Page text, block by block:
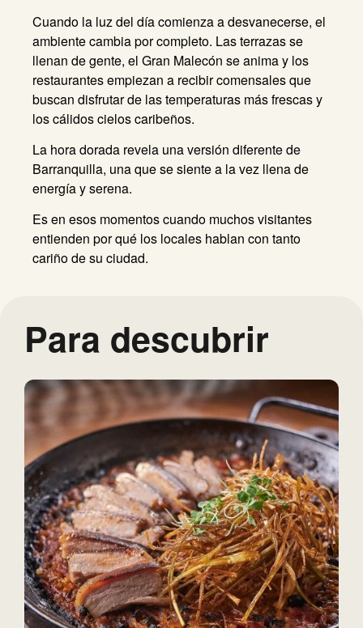
Cuando la luz del día comienza a desvanecerse, el
ambiente cambia por completo. Las terrazas se
llenan de gente, el Gran Malecón se anima y los
restaurantes empiezan a recibir comensales que
buscan disfrutar de las temperaturas más frescas y
los cálidos cielos caribeños.
La hora dorada revela una versión diferente de
Barranquilla, una que se siente a la vez llena de
energía y serena.
Es en esos momentos cuando muchos visitantes
entienden por qué los locales hablan con tanto
cariño de su ciudad.
Para descubrir